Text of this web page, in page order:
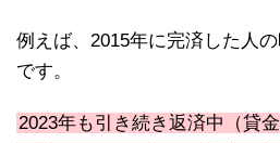
例えば、2015年に完済した人
です。
2023年も引き続き返済中（貸